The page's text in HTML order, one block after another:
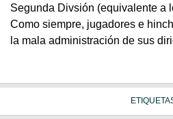
Segunda Divsión (equivalente a
Como siempre, jugadores e
la mala administración de sus